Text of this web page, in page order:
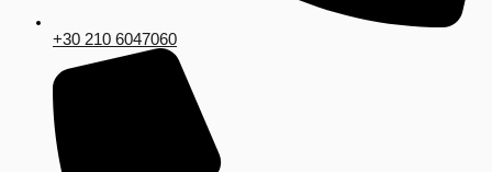
+30 210 6047060